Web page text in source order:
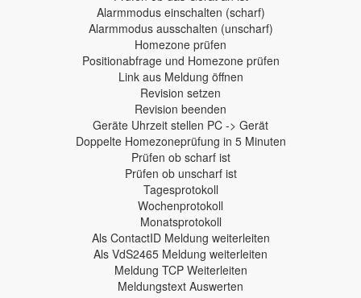
Alarmmodus einschalten (scharf)
Alarmmodus ausschalten (unscharf)
Homezone prüfen
Positionabfrage und Homezone prüfen
Link aus Meldung öffnen
Revision setzen
Revision beenden
Geräte Uhrzeit stellen PC -> Gerät
Doppelte Homezoneprüfung in 5 Minuten
Prüfen ob scharf ist
Prüfen ob unscharf ist
Tagesprotokoll
Wochenprotokoll
Monatsprotokoll
Als ContactID Meldung weiterleiten
Als VdS2465 Meldung weiterleiten
Meldung TCP Weiterleiten
Meldungstext Auswerten